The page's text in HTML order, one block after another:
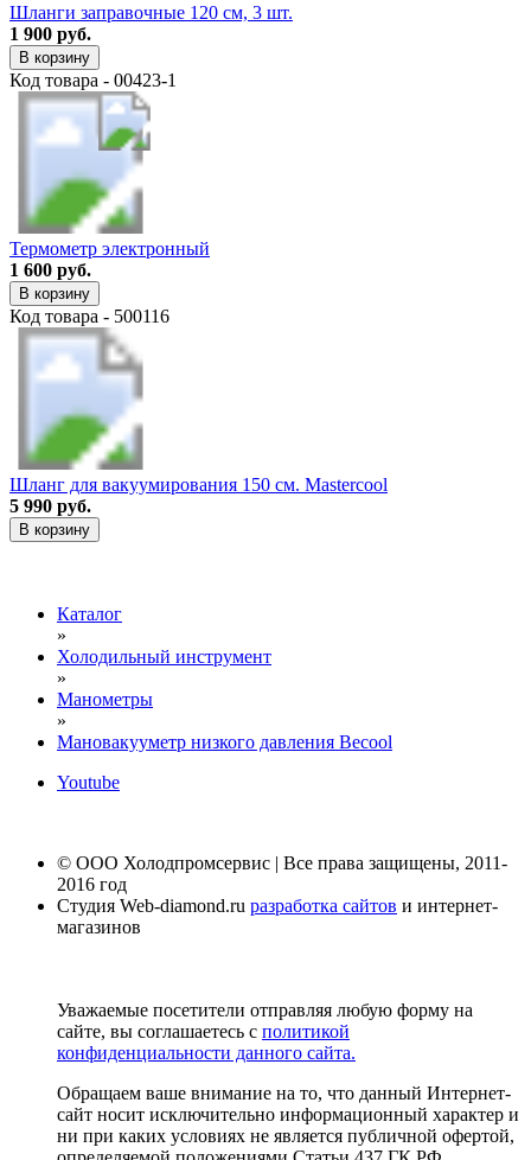
Шланги заправочные 120 см, 3 шт.
1 900 руб.
В корзину
Код товара - 00423-1
Термометр электронный
1 600 руб.
В корзину
Код товара - 500116
Шланг для вакуумирования 150 см. Mastercool
5 990 руб.
В корзину
Каталог
»
Холодильный инструмент
»
Манометры
»
Мановакууметр низкого давления Becool
Youtube
© ООО Холодпромсервис | Все права защищены, 2011-
2016 год
Студия Web-diamond.ru разработка сайтов и интернет-
магазинов
Уважаемые посетители отправляя любую форму на
сайте, вы соглашаетесь с политикой
конфиденциальности данного сайта.
Обращаем ваше внимание на то, что данный Интернет-
сайт носит исключительно информационный характер и
ни при каких условиях не является публичной офертой,